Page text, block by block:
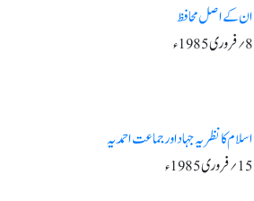
ان کے اصل محافظ
8؍فروری1985ء
اسلام کا نظریہ جہاداور جماعت احمدیہ
15؍فروری1985ء